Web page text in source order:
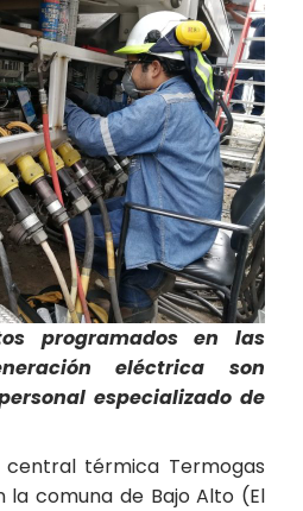
programados en las
eléctrica son
especializado de
térmica Termogas
la comuna de Bajo Alto (El